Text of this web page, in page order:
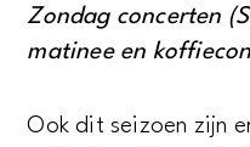
Zondag concerten
matinee en
Ook dit seizoen zijn